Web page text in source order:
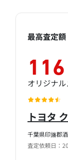
千葉県印旛郡
査定依頼日：
トヨタ
最高査定額
116
オリジナ